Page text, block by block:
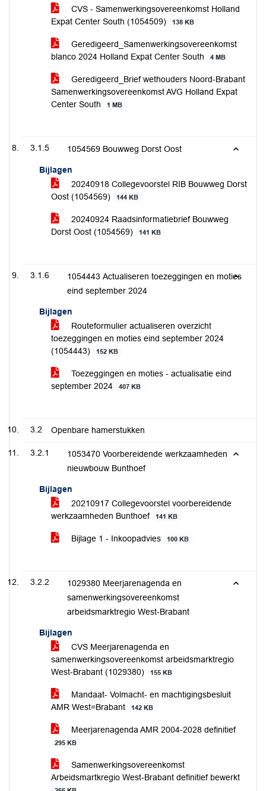
CVS - Samenwerkingsovereenkomst Holland
Expat Center South (1054509)
138 KB
Geredigeerd_Samenwerkingsovereenkomst
blanco 2024 Holland Expat Center South
4 MB
Geredigeerd_Brief wethouders Noord-Brabant
Samenwerkingsovereenkomst AVG Holland Expat
Center South
1 MB
3.1.5 1054569 Bouwweg Dorst Oost
Bijlagen
20240918 Collegevoorstel RIB Bouwweg Dorst
Oost (1054569)
144 KB
20240924 Raadsinformatiebrief Bouwweg
Dorst Oost (1054569)
141 KB
3.1.6
1054443 Actualiseren toezeggingen en moties
eind september 2024
Bijlagen
Routeformulier actualiseren overzicht
toezeggingen en moties eind september 2024
(1054443)
152 KB
Toezeggingen en moties - actualisatie eind
september 2024
407 KB
3.2 Openbare hamerstukken
3.2.1
1053470 Voorbereidende werkzaamheden
nieuwbouw Bunthoef
Bijlagen
20210917 Collegevoorstel voorbereidende
werkzaamheden Bunthoef
141 KB
Bijlage 1 - Inkoopadvies 100 KB
3.2.2
1029380 Meerjarenagenda en
samenwerkingsovereenkomst
arbeidsmarktregio West-Brabant
Bijlagen
CVS Meerjarenagenda en
samenwerkingsovereenkomst arbeidsmarktregio
West-Brabant (1029380)
155 KB
Mandaat- Volmacht- en machtigingsbesluit
AMR West=Brabant
142 KB
Meerjarenagenda AMR 2004-2028 definitief
295 KB
Samenwerkingsovereenkomst
Arbeidsmartkregio West-Brabant definitief bewerkt